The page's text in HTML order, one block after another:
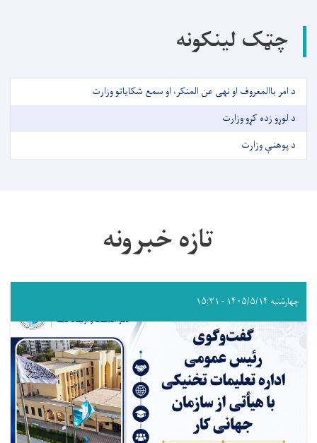
چټک لینکونه
د امر باالمعروف او نهی عن المنکر، او سمع شکایاتو وزارت
د لوړو زده کړو وزارت
د پوهنې وزارت
تازه خبرونه
چهارشنبه ۱۴۰۵/۵/۱۴ - ۱۵:۳۱